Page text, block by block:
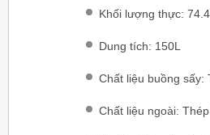
Khối lượng thực:
Dung tích: 150L
Chất liệu buồng sấy:
Chất liệu ngoài: